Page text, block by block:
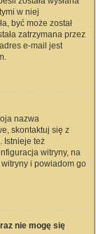
w niej
być może został
zatrzymana przez
e-mail jest
nazwa
skontaktuj się z
Istnieje też
witryny, na
i powiadom go
nie mogę się